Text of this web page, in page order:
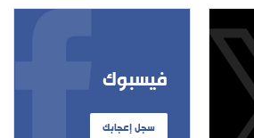
فيسبوك
سجل إعجابك